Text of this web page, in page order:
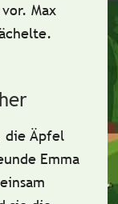
Max
die Äpfel
Emma